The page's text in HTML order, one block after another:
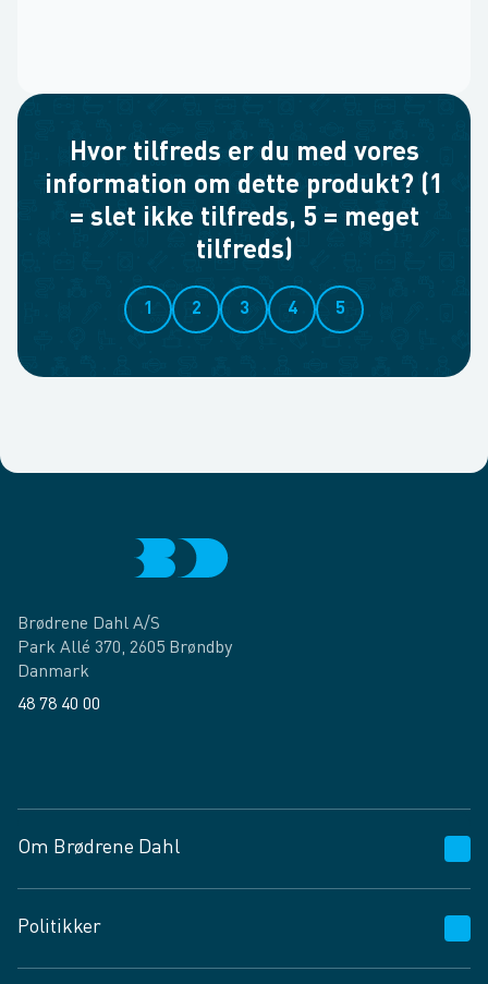
Hvor tilfreds er du med vores
information om dette produkt? (1
= slet ikke tilfreds, 5 = meget
tilfreds)
1 2 3 4 5
Brødrene Dahl A/S
Park Allé 370, 2605 Brøndby
Danmark
48 78 40 00
Om Brødrene Dahl
Vagttelefon 30 10 89 89
Spørgsmål og svar
Politikker